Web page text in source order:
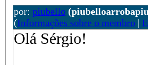
por: piubello
(Informações sobre o membro|
Olá Sérgio!